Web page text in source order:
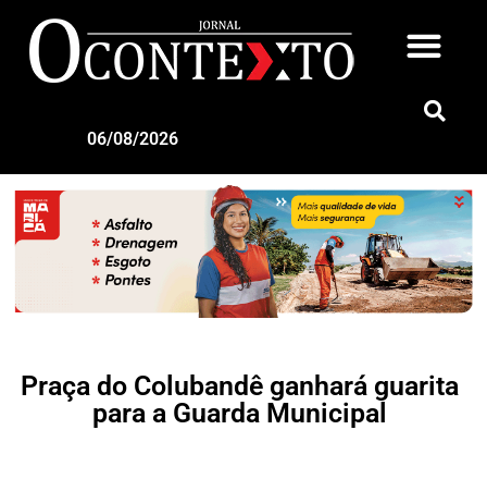
06/08/2026
Praça do Colubandê ganhará guarita
para a Guarda Municipal